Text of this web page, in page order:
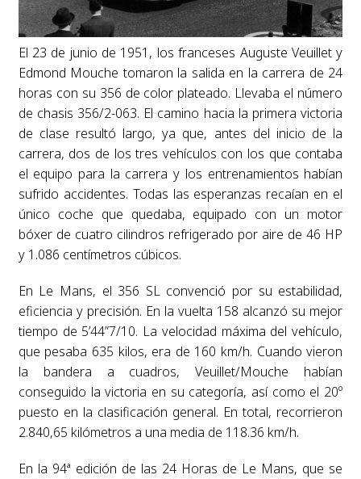
El 23 de junio de 1951, los franceses Auguste Veuillet y
Edmond Mouche tomaron la salida en la carrera de 24
horas con su 356 de color plateado. Llevaba el número
de chasis 356/2-063. El camino hacia la primera victoria
de clase resultó largo, ya que, antes del inicio de la
carrera, dos de los tres vehículos con los que contaba
el equipo para la carrera y los entrenamientos habían
sufrido accidentes. Todas las esperanzas recaían en el
único coche que quedaba, equipado con un motor
bóxer de cuatro cilindros refrigerado por aire de 46 HP
y 1.086 centímetros cúbicos.
En Le Mans, el 356 SL convenció por su estabilidad,
eficiencia y precisión. En la vuelta 158 alcanzó su mejor
tiempo de 5’44”7/10. La velocidad máxima del vehículo,
que pesaba 635 kilos, era de 160 km/h. Cuando vieron
la bandera a cuadros, Veuillet/Mouche habían
conseguido la victoria en su categoría, así como el 20º
puesto en la clasificación general. En total, recorrieron
2.840,65 kilómetros a una media de 118.36 km/h.
En la 94ª edición de las 24 Horas de Le Mans, que se